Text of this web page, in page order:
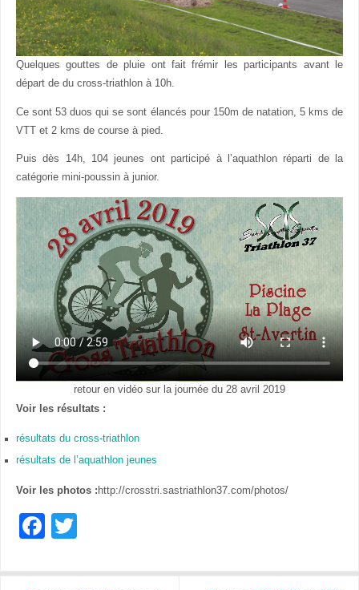
Quelques gouttes de pluie ont fait frémir les participants avant le
départ de du cross-triathlon à 10h.
Ce sont 53 duos qui se sont élancés pour 150m de natation, 5 kms de
VTT et 2 kms de course à pied.
Puis dès 14h, 104 jeunes ont participé à l’aquathlon réparti de la
catégorie mini-poussin à junior.
retour en vidéo sur la journée du 28 avril 2019
Voir les résultats :
résultats du cross-triathlon
résultats de l’aquathlon jeunes
Voir les photos : http://crosstri.sastriathlon37.com/photos/
F
c
tt